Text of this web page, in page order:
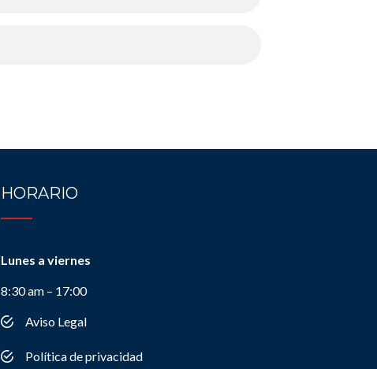
HORARIO
Lunes a viernes
8:30 am – 17:00
Aviso Legal
Política de privacidad